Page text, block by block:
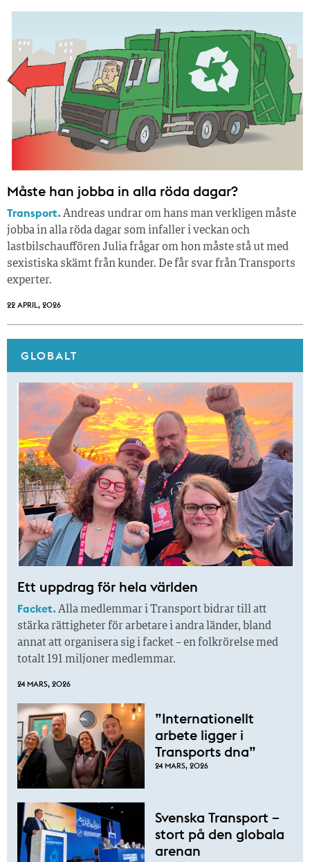
Måste han jobba in alla röda dagar?
Transport.Andreas undrar om hans man verkligen måste
jobba in alla röda dagar som infaller i veckan och
lastbilschauffören Julia frågar om hon måste stå ut med
sexistiska skämt från kunder. De får svar från Transports
experter.
22 APRIL, 2026
GLOBALT
Ett uppdrag för hela världen
Facket.Alla medlemmar i Transport bidrar till att
stärka rättigheter för arbetare i andra länder, bland
annat att organisera sig i facket – en folkrörelse med
totalt 191 miljoner medlemmar.
24 MARS, 2026
”Internationellt
arbete ligger i
Transports dna”
24 MARS, 2026
Svenska Transport –
stort på den globala
arenan